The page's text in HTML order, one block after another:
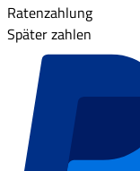
Ratenzahlung
Später zahlen